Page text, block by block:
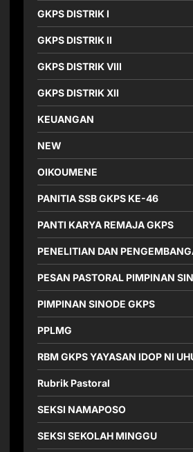
GKPS DISTRIK I
GKPS DISTRIK II
GKPS DISTRIK VIII
GKPS DISTRIK XII
KEUANGAN
NEW
OIKOUMENE
PANITIA SSB GKPS KE-46
PANTI KARYA REMAJA GKPS
PENELITIAN DAN
PESAN PASTORAL PIMPINAN
PIMPINAN SINODE GKPS
PPLMG
RBM GKPS YAYASAN IDOP NI
Rubrik Pastoral
SEKSI NAMAPOSO
SEKSI SEKOLAH MINGGU